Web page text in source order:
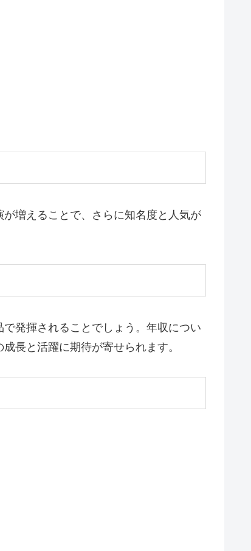
増えることで、さらに知名度と人気が
発揮されることでしょう。年収につい
長と活躍に期待が寄せられます。